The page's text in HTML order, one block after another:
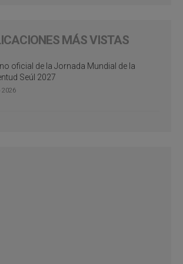
MÁS VISTAS
oficial de la Jornada Mundial de la
Seúl 2027
2026